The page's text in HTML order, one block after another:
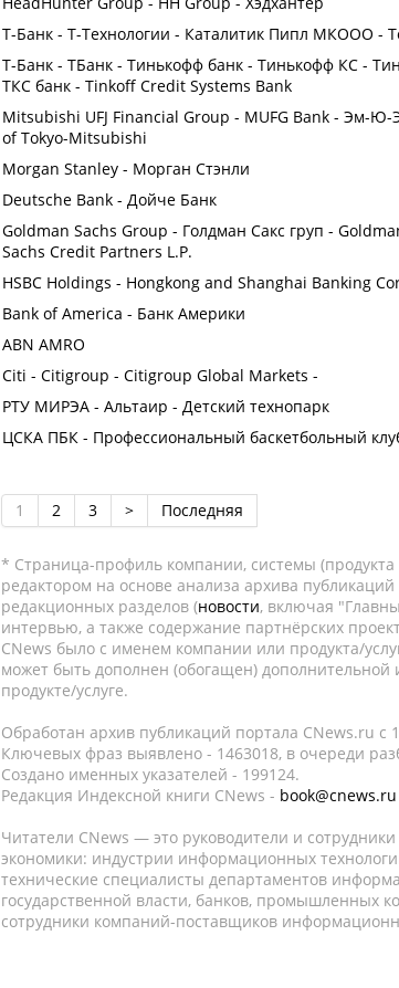
Т-Банк - Т-Технологии - Каталитик Пипл МКООО -
Т-Банк - ТБанк - Тинькофф банк - Тинькофф КС -
ТКС банк - Tinkoff Credit Systems Bank
Mitsubishi UFJ Financial Group - MUFG Bank - Эм-
of Tokyo-Mitsubishi
Morgan Stanley - Морган Стэнли
Deutsche Bank - Дойче Банк
Goldman Sachs Group - Голдман Сакс груп -
Sachs Credit Partners L.P.
HSBC Holdings - Hongkong and Shanghai Banking
Bank of America - Банк Америки
ABN AMRO
Citi - Citigroup - Citigroup Global Markets -
РТУ МИРЭА - Альтаир - Детский технопарк
ЦСКА ПБК - Профессиональный баскетбольный
1 2 3 > Последняя
* Страница-профиль компании, системы (продукта
редактором на основе анализа архива
редакционных разделов (новости, включая
интервью, а также содержание партнёрских
CNews было с именем компании или продукта/
может быть дополнен (обогащен)
продукте/услуге.
Обработан архив публикаций портала CNews.ru c
Ключевых фраз выявлено - 1463018, в очереди
Создано именных указателей - 199124.
Редакция Индексной книги CNews - book@cnews.ru
Читатели CNews — это руководители и
экономики: индустрии информационных
технические специалисты департаментов
государственной власти, банков, промышленных
сотрудники компаний-поставщиков